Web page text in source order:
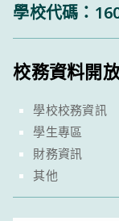
學校代碼：
校務資料開
學校校務資訊
學生專區
財務資訊
其他